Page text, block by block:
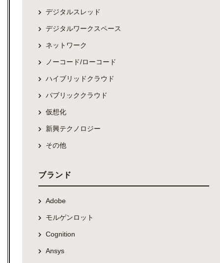
デジタルスレッド
デジタルワークスペース
ネットワーク
ノーコード/ローコード
ハイブリッドクラウド
パブリッククラウド
仮想化
新興テクノロジー
その他
ブランド
Adobe
モルゲンロット
Cognition
Ansys